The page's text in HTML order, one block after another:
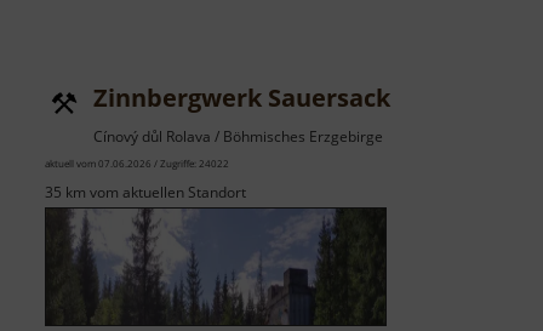
Zinnbergwerk Sauersack
Cínový důl Rolava / Böhmisches Erzgebirge
aktuell vom 07.06.2026 / Zugriffe: 24022
35 km vom aktuellen Standort